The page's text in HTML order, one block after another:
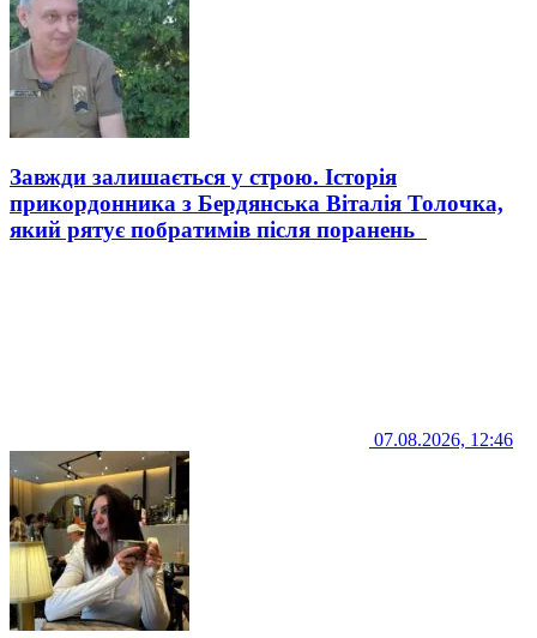
Завжди залишається у строю. Історія
прикордонника з Бердянська Віталія Толочка,
який рятує побратимів після поранень
07.08.2026, 12:46